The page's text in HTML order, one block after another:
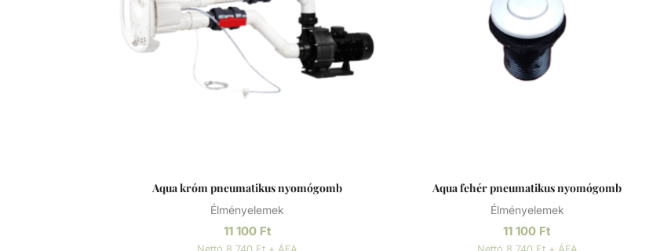
Aqua króm pneumatikus nyomógomb
Élményelemek
11 100 Ft
Aqua fehér pneumatikus nyomógomb
Élményelemek
11 100 Ft